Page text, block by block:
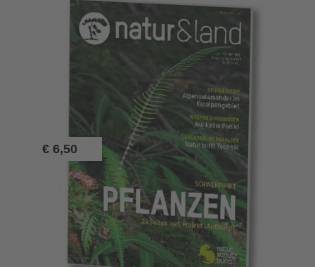
€ 6,50